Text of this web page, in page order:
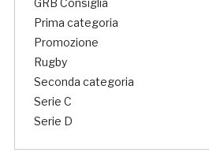
GRB Consiglia
Prima categoria
Promozione
Rugby
Seconda categoria
Serie C
Serie D